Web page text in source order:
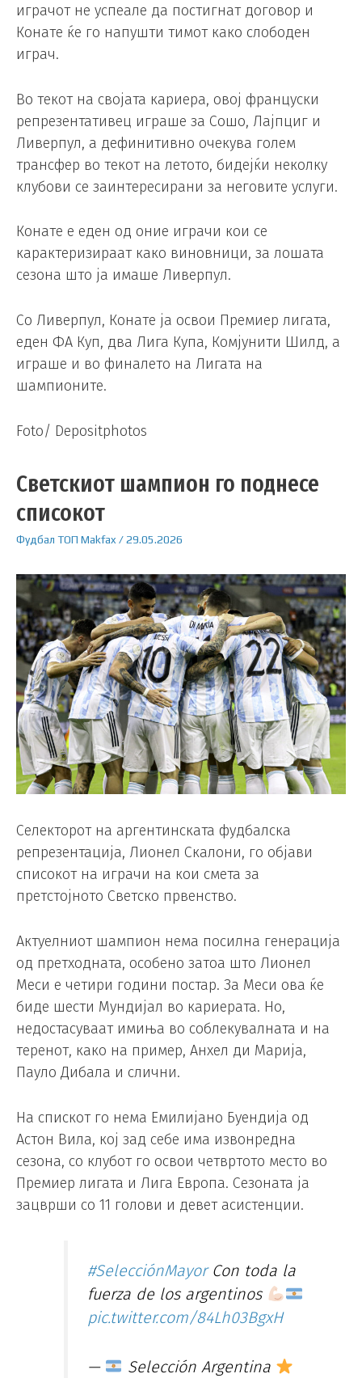
играчот не успеале да постигнат договор и
Конате ќе го напушти тимот како слободен
играч.
Во текот на својата кариера, овој француски
репрезентативец играше за Сошо, Лајпциг и
Ливерпул, а дефинитивно очекува голем
трансфер во текот на летото, бидејќи неколку
клубови се заинтересирани за неговите услуги.
Конате е еден од оние играчи кои се
карактеризираат како виновници, за лошата
сезона што ја имаше Ливерпул.
Со Ливерпул, Конате ја освои Премиер лигата,
еден ФА Куп, два Лига Купа, Комјунити Шилд, а
играше и во финалето на Лигата на
шампионите.
Foto/ Depositphotos
Светскиот шампион го поднесе
списокот
Фудбал ТОП Makfax /29.05.2026
Селекторот на аргентинската фудбалска
репрезентација, Лионел Скалони, го објави
списокот на играчи на кои смета за
претстојното Светско првенство.
Актуелниот шампион нема посилна генерација
од претходната, особено затоа што Лионел
Меси е четири години постар. За Меси ова ќе
биде шести Мундијал во кариерата. Но,
недостасуваат имиња во соблекувалната и на
теренот, како на пример, Анхел ди Марија,
Пауло Дибала и слични.
На спискот го нема Емилијано Буендија од
Астон Вила, кој зад себе има извонредна
сезона, со клубот го освои четвртото место во
Премиер лигата и Лига Европа. Сезоната ја
зацврши со 11 голови и девет асистенции.
#SelecciónMayorCon toda la
fuerza de los argentinos
pic.twitter.com/84Lh03BgxH
—
Selección Argentina